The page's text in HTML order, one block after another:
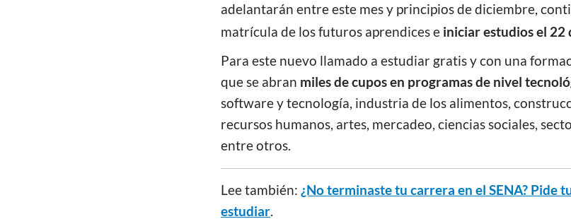
adelantarán entre este mes y principios de diciembre,
matrícula de los futuros aprendices e iniciar estudios el 22
Para este nuevo llamado a estudiar gratis y con una
que se abran miles de cuposen programas de nivel
software y tecnología, industria de los alimentos,
recursos humanos, artes, mercadeo, ciencias sociales,
entre otros.
Lee también: ¿No terminaste tu carrera en el SENA? Pide
estudiar.